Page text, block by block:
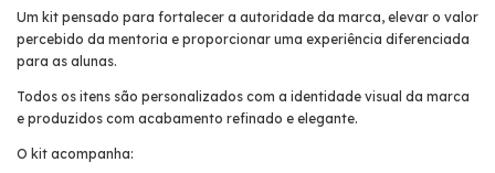
Um kit pensado para fortalecer a autoridade da marca, elevar o valor
percebido da mentoria e proporcionar uma experiência diferenciada
para as alunas.
Todos os itens são personalizados com a identidade visual da marca
e produzidos com acabamento refinado e elegante.
O kit acompanha: